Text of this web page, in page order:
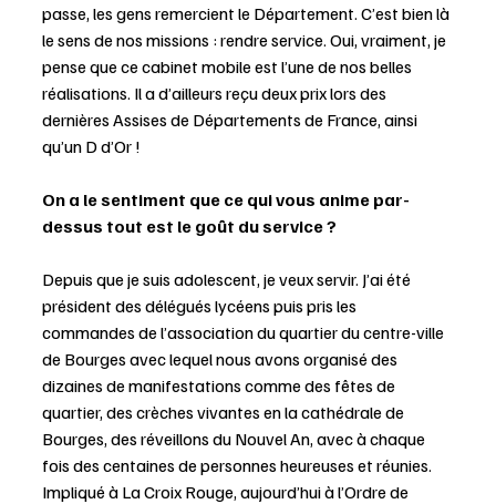
passe, les gens remercient le Département. C’est bien là
le sens de nos missions : rendre service. Oui, vraiment, je
pense que ce cabinet mobile est l’une de nos belles
réalisations. Il a d’ailleurs reçu deux prix lors des
dernières Assises de Départements de France, ainsi
qu’un D d’Or !
On a le sentiment que ce qui vous anime par-
dessus tout est le goût du service ?
Depuis que je suis adolescent, je veux servir. J’ai été
président des délégués lycéens puis pris les
commandes de l’association du quartier du centre-ville
de Bourges avec lequel nous avons organisé des
dizaines de manifestations comme des fêtes de
quartier, des crèches vivantes en la cathédrale de
Bourges, des réveillons du Nouvel An, avec à chaque
fois des centaines de personnes heureuses et réunies.
Impliqué à La Croix Rouge, aujourd’hui à l’Ordre de